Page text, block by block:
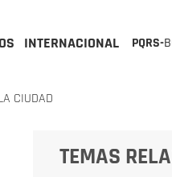
INTERNACIONAL PQRS-
CIUDAD
TEMAS